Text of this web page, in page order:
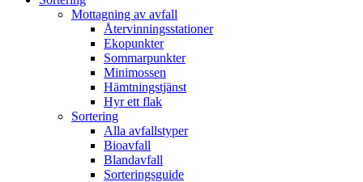
Mottagning av avfall
Återvinningsstationer
Ekopunkter
Sommarpunkter
Minimossen
Hämtningstjänst
Hyr ett flak
Sortering
Alla avfallstyper
Bioavfall
Blandavfall
Sorteringsguide